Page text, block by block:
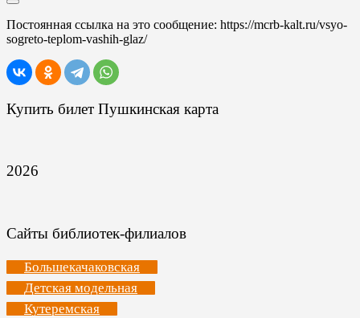
Постоянная ссылка на это сообщение: https://mcrb-kalt.ru/vsyo-
sogreto-teplom-vashih-glaz/
Купить билет Пушкинская карта
2026
Сайты библиотек-филиалов
Большекачаковская
Детская модельная
Кутеремская